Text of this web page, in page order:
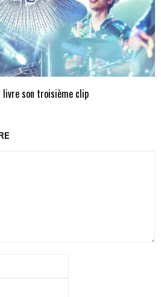
livre son troisième clip